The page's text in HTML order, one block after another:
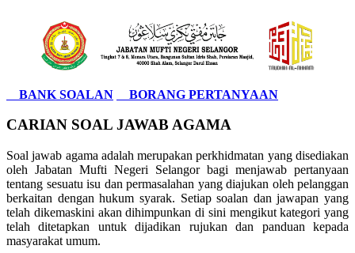
BANK SOALAN BORANG PERTANYAAN
CARIAN SOAL JAWAB AGAMA
Soal jawab agama adalah merupakan perkhidmatan yang disediakan
oleh Jabatan Mufti Negeri Selangor bagi menjawab pertanyaan
tentang sesuatu isu dan permasalahan yang diajukan oleh pelanggan
berkaitan dengan hukum syarak. Setiap soalan dan jawapan yang
telah dikemaskini akan dihimpunkan di sini mengikut kategori yang
telah ditetapkan untuk dijadikan rujukan dan panduan kepada
masyarakat umum.